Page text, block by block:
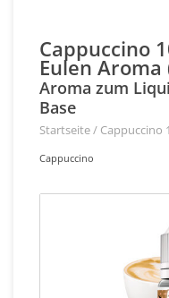
Cappuccino
Eulen Aroma
Aroma zum
Base
Startseite/ Cappuccino
Cappuccino